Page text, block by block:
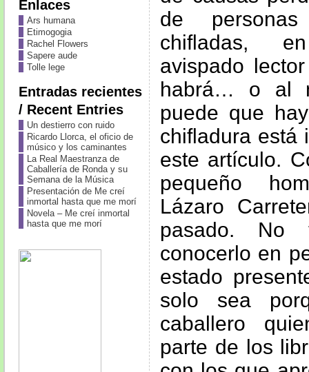
Enlaces
Ars humana
Etimogogia
Rachel Flowers
Sapere aude
Tolle lege
Entradas recientes
/ Recent Entries
Un destierro con ruido
Ricardo Llorca, el oficio de
músico y los caminantes
La Real Maestranza de
Caballería de Ronda y su
Semana de la Música
Presentación de Me creí
inmortal hasta que me morí
Novela – Me creí inmortal
hasta que me morí
de
chifladas,
avispado
habrá… o al
puede que
chifladura está
este artículo.
pequeño
Lázaro
pasado.
conocerlo en
estado
solo sea
caballero
parte de los